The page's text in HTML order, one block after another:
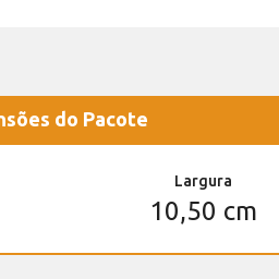
do Pacote
Largura
10,50 cm